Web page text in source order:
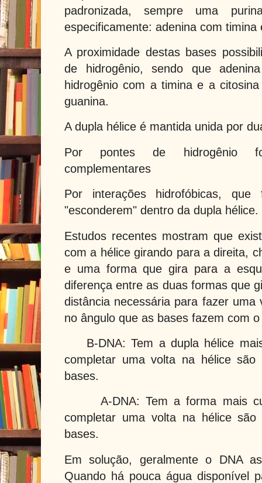
padronizada, sempre uma
especificamente: adenina com
A proximidade destas bases
de hidrogênio, sendo que
hidrogênio com a timina e a
guanina.
A dupla hélice é mantida unida por
Por pontes de hidrogênio
complementares
Por interações hidrofóbicas,
"esconderem" dentro da dupla hélice.
Estudos recentes mostram que
com a hélice girando para a direita,
e uma forma que gira para a
diferença entre as duas formas que
distância necessária para fazer uma
no ângulo que as bases fazem com
B-DNA: Tem a dupla hélice
completar uma volta na hélice são
bases.
A-DNA: Tem a forma mais
completar uma volta na hélice são
bases.
Em solução, geralmente o DNA
Quando há pouca água disponível